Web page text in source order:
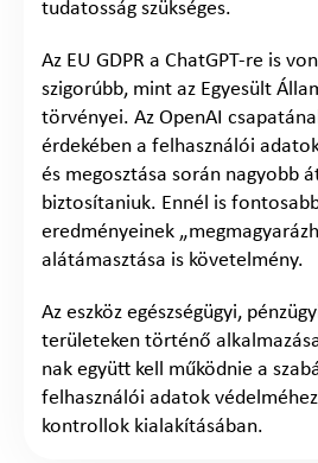
tudatosság szükséges.
Az EU GDPR a ChatGPT-re is
szigorúbb, mint az Egyesült
törvényei. Az OpenAI
érdekében a felhasználói
és megosztása során nagyobb
biztosítaniuk. Ennél is
eredményeinek
alátámasztása is követelmény.
Az eszköz egészségügyi,
területeken történő
nak együtt kell működnie a
felhasználói adatok
kontrollok kialakításában.